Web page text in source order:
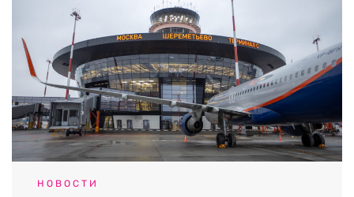
НОВОСТИ